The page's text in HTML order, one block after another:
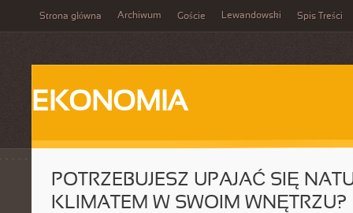
Strona główna Archiwum Goście Lewandowski Spis Treści
EKONOMIA
POTRZEBUJESZ UPAJAĆ SIĘ
KLIMATEM W SWOIM WNĘTRZU?